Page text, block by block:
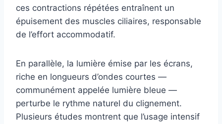
ces contractions répétées entraînent un
épuisement des muscles ciliaires, responsable
de l’effort accommodatif.
En parallèle, la lumière émise par les écrans,
riche en longueurs d’ondes courtes —
communément appelée lumière bleue —
perturbe le rythme naturel du clignement.
Plusieurs études montrent que l’usage intensif